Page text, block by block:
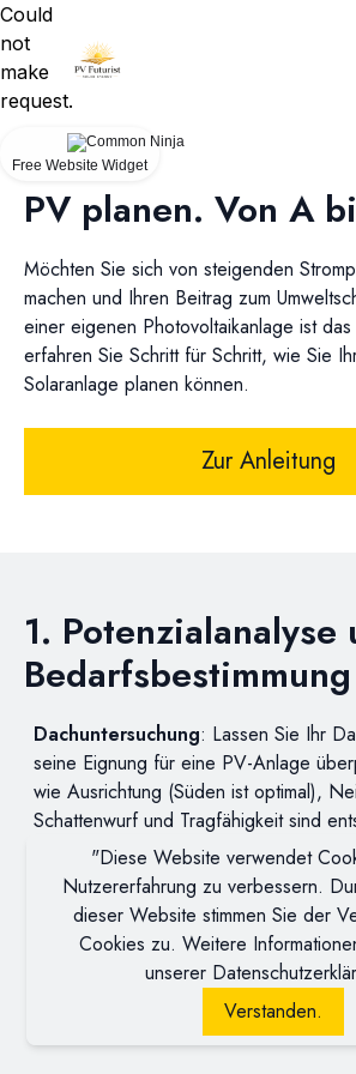
PV planen. Von A
Möchten Sie sich von steigenden
machen und Ihren Beitrag zum
einer eigenen Photovoltaikanlage ist
erfahren Sie Schritt für Schritt, wie Sie
Solaranlage planen können.
Zur Anleitung
1. Potenzialanalyse
Bedarfsbestimmung
Dachuntersuchung: Lassen Sie Ihr
seine Eignung für eine PV-Anlage
wie Ausrichtung (Süden ist optimal),
Schattenwurf und Tragfähigkeit sind
Eigenverbrauch: Analysieren Sie
Stromverbrauch. Wie viel Strom
tatsächlich? Je höher Ihr
amortisiert sich Ihre Anlage.
Fördermöglichkeiten: Informieren Sie
Förderprogramme oder lassen Sie sich
Diese können die Investitionskosten
Could
not
make
request.
Free Website Widget
"Diese Website verwendet
Nutzererfahrung zu verbessern.
dieser Website stimmen Sie der
Cookies zu. Weitere
unserer
Verstanden.